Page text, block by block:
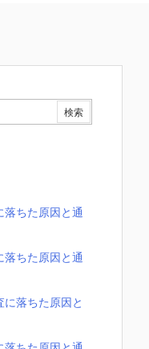
ちた原因と通
ちた原因と通
落ちた原因と